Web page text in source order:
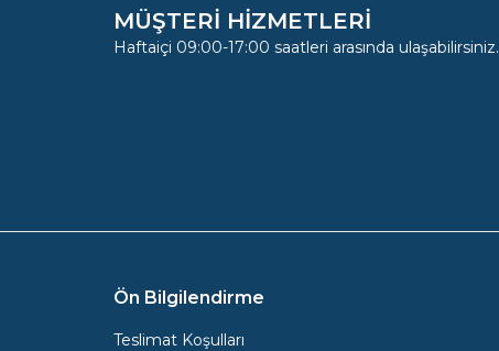
MÜŞTERİ HİZMETLERİ
Haftaiçi 09:00-17:00 saatleri arasında ulaşabilirsiniz.
Ön Bilgilendirme
Teslimat Koşulları